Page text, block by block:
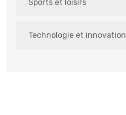
Sports et loisirs
Technologie et innovation